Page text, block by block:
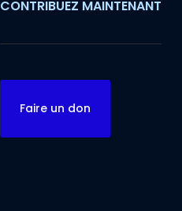
CONTRIBUEZ MAINTENANT
Faire un don